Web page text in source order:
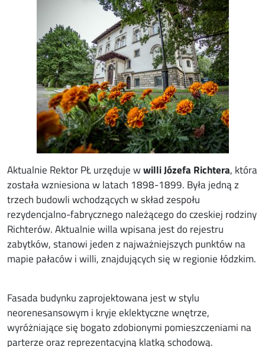
Aktualnie Rektor PŁ urzęduje wwilli Józefa Richtera, która
została wzniesiona w latach 1898-1899. Była jedną z
trzech budowli wchodzących w skład zespołu
rezydencjalno-fabrycznego należącego do czeskiej rodziny
Richterów. Aktualnie willa wpisana jest do rejestru
zabytków, stanowi jeden z najważniejszych punktów na
mapie pałaców i willi, znajdujących się w regionie łódzkim.
Fasada budynku zaprojektowana jest w stylu
neorenesansowym i kryje eklektyczne wnętrze,
wyróżniające się bogato zdobionymi pomieszczeniami na
parterze oraz reprezentacyjną klatką schodową.